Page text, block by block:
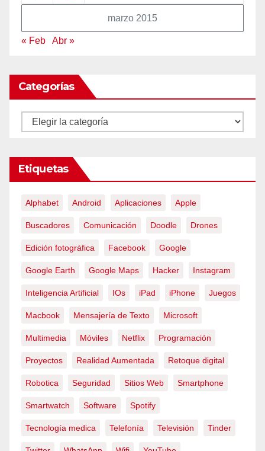
marzo 2015
« Feb Abr »
Categorías
Categorías
Etiquetas
Alphabet Android Aplicaciones Apple
Buscadores Comunicación Doodle Drones
Edición fotográfica Facebook Google
Google Earth Google Maps Hacker Instagram
Inteligencia Artificial IOs iPad iPhone Juegos
Macbook Mensajería de Texto Microsoft
Multimedia Móviles Netflix Programación
Proyectos Realidad Aumentada Retoque digital
Robotica Seguridad Sitios Web Smartphone
Smartwatch Software Spotify
Tecnología medica Telefonía Televisión Tinder